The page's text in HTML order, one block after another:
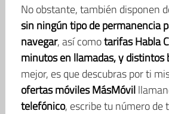
No obstante, también disponen
sin ningún tipo de permanencia
navegar, así comotarifas Habla
minutos en llamadas, y distintos
mejor, es que descubras por ti
ofertas móviles MásMóvil
telefónico, escribe tu número de